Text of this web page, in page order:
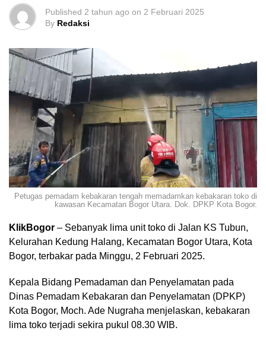
Published 2 tahun ago on 2 Februari 2025
By Redaksi
Petugas pemadam kebakaran tengah memadamkan kebakaran toko di
kawasan Kecamatan Bogor Utara. Dok. DPKP Kota Bogor.
KlikBogor – Sebanyak lima unit toko di Jalan KS Tubun,
Kelurahan Kedung Halang, Kecamatan Bogor Utara, Kota
Bogor, terbakar pada Minggu, 2 Februari 2025.
Kepala Bidang Pemadaman dan Penyelamatan pada
Dinas Pemadam Kebakaran dan Penyelamatan (DPKP)
Kota Bogor, Moch. Ade Nugraha menjelaskan, kebakaran
lima toko terjadi sekira pukul 08.30 WIB.